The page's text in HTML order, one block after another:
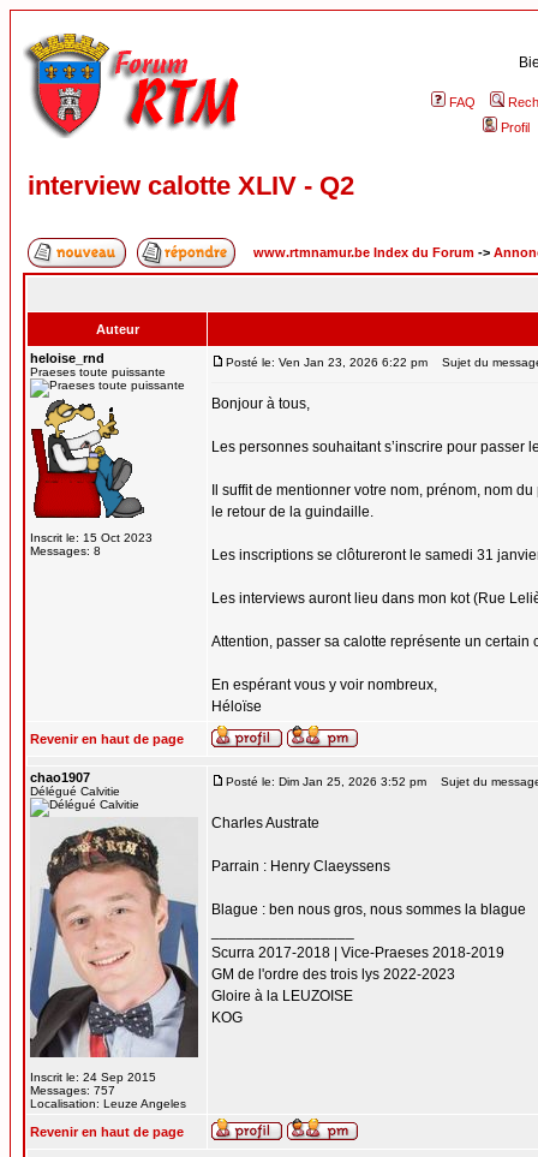
FAQ
Profil
interview calotte XLIV - Q2
www.rtmnamur.be Index du Forum ->
Auteur
heloise_rnd
Praeses toute puissante
Inscrit le: 15 Oct 2023
Messages: 8
Posté le: Ven Jan 23, 2026 6:22 pm Sujet du
Bonjour à tous,
Les personnes souhaitant s’inscrire pour passer
Il suffit de mentionner votre nom, prénom, nom
le retour de la guindaille.
Les inscriptions se clôtureront le samedi 31
Les interviews auront lieu dans mon kot (Rue
Attention, passer sa calotte représente un
En espérant vous y voir nombreux,
Héloïse
Revenir en haut de page
chao1907
Délégué Calvitie
Inscrit le: 24 Sep 2015
Messages: 757
Localisation: Leuze Angeles
Posté le: Dim Jan 25, 2026 3:52 pm Sujet du
Charles Austrate
Parrain : Henry Claeyssens
Blague : ben nous gros, nous sommes la blague
Scurra 2017-2018 | Vice-Praeses 2018-2019
GM de l'ordre des trois lys 2022-2023
Gloire à la LEUZOISE
KOG
Revenir en haut de page